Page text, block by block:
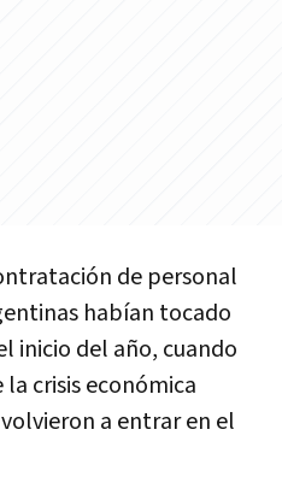
de personal
habían tocado
inicio del año, cuando
crisis económica
a entrar en el